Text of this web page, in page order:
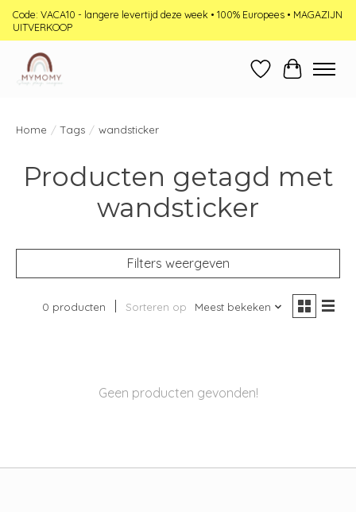
Code: VACA10 - langere levertijd deze week • 100% Europees • MAGAZIJN
UITVERKOOP
Verlanglijst
Home / Tags / wandsticker
Producten getagd met
wandsticker
Filters weergeven
0 producten Sorteren op Meest bekeken
Geen producten gevonden!